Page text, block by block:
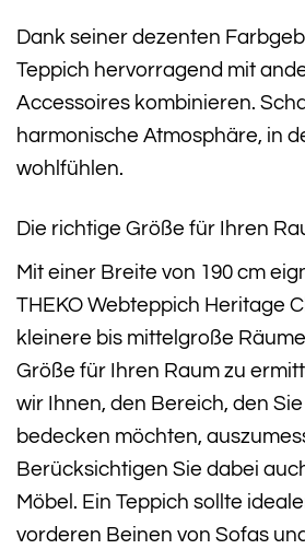
Dank seiner dezenten
Teppich hervorragend mit
Accessoires kombinieren.
harmonische Atmosphäre, in
wohlfühlen.
Die richtige Größe für Ihren
Mit einer Breite von 190 cm
THEKO Webteppich Heritage
kleinere bis mittelgroße
Größe für Ihren Raum zu
wir Ihnen, den Bereich, den
bedecken möchten,
Berücksichtigen Sie dabei
Möbel. Ein Teppich sollte
vorderen Beinen von Sofas